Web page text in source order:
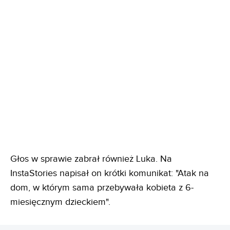
Głos w sprawie zabrał również Luka. Na
InstaStories napisał on krótki komunikat: "Atak na
dom, w którym sama przebywała kobieta z 6-
miesięcznym dzieckiem".